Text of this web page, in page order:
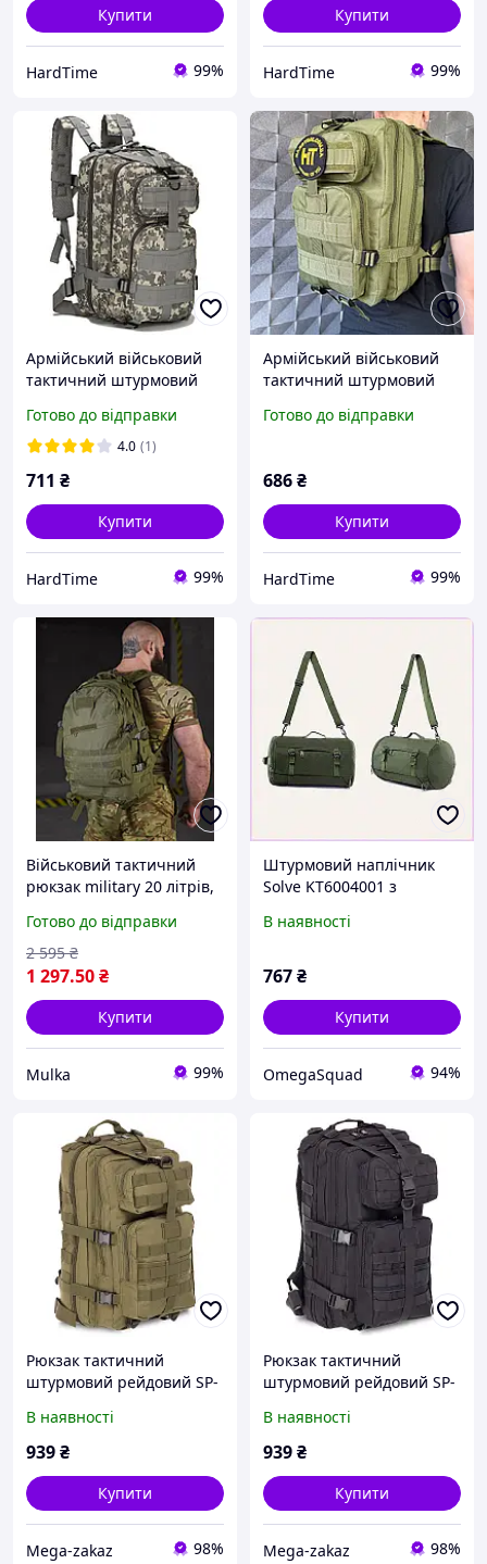
Купити
HardTime 99%
Купити
HardTime 99%
Армійський військовий
тактичний штурмовий
камуфляж
Готово до відправки
4.0 (1)
711 ₴
Купити
HardTime 99%
Армійський військовий
тактичний штурмовий
Готово до відправки
686₴
Купити
HardTime 99%
Військовий тактичний
рюкзак military 20 літрів,
віщева олива Оксфорд
600D Vc5f83
Готово до відправки
1 297.50₴
2 595 ₴
Купити
Mulka 99%
Штурмовий наплічник
Solve KT6004001 з
86702CE6X6
В наявності
767₴
Купити
OmegaSquad 94%
Рюкзак тактичний
штурмовий рейдовий SP-
Olive
В наявності
939₴
Купити
Mega-zakaz 98%
Рюкзак тактичний
штурмовий рейдовий SP-
Black
В наявності
939₴
Купити
Mega-zakaz 98%